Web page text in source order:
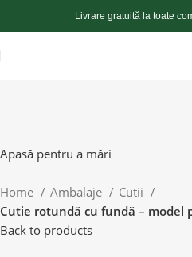
Livrare gratuită la toate
Apasă pentru a mări
Home Ambalaje
Cutii
Cutie rotundă cu fundă – model
Back to products